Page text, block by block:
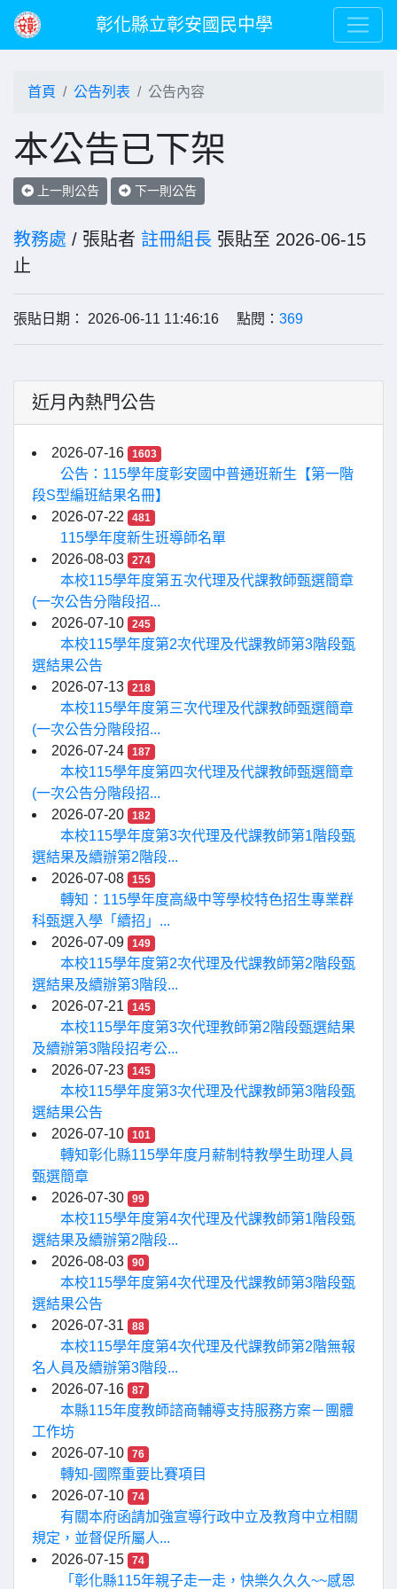
彰化縣立彰安國民中學
首頁 公告列表 公告內容
本公告已下架
上一則公告 下一則公告
教務處 / 張貼者 註冊組長 張貼至 2026-06-15
止
張貼日期： 2026-06-11 11:46:16 點閱： 369
近月內熱門公告
2026-07-16 1603
公告：115學年度彰安國中普通班新生【第一階
段S型編班結果名冊】
2026-07-22
481
115學年度新生班導師名單
2026-08-03
274
本校115學年度第五次代理及代課教師甄選簡章
(一次公告分階段招...
2026-07-10
245
本校115學年度第2次代理及代課教師第3階段甄
選結果公告
2026-07-13
218
本校115學年度第三次代理及代課教師甄選簡章
(一次公告分階段招...
2026-07-24
187
本校115學年度第四次代理及代課教師甄選簡章
(一次公告分階段招...
2026-07-20
182
本校115學年度第3次代理及代課教師第1階段甄
選結果及續辦第2階段...
2026-07-08
155
轉知：115學年度高級中等學校特色招生專業群
科甄選入學「續招」...
2026-07-09
149
本校115學年度第2次代理及代課教師第2階段甄
選結果及續辦第3階段...
2026-07-21
145
本校115學年度第3次代理教師第2階段甄選結果
及續辦第3階段招考公...
2026-07-23
145
本校115學年度第3次代理及代課教師第3階段甄
選結果公告
2026-07-10
101
轉知彰化縣115學年度月薪制特教學生助理人員
甄選簡章
2026-07-30
99
本校115學年度第4次代理及代課教師第1階段甄
選結果及續辦第2階段...
2026-08-03
90
本校115學年度第4次代理及代課教師第3階段甄
選結果公告
2026-07-31
88
本校115學年度第4次代理及代課教師第2階無報
名人員及續辦第3階段...
2026-07-16
87
本縣115年度教師諮商輔導支持服務方案－團體
工作坊
2026-07-10
76
轉知-國際重要比賽項目
2026-07-10
74
有關本府函請加強宣導行政中立及教育中立相關
規定，並督促所屬人...
2026-07-15
74
「彰化縣115年親子走一走，快樂久久久~~感恩